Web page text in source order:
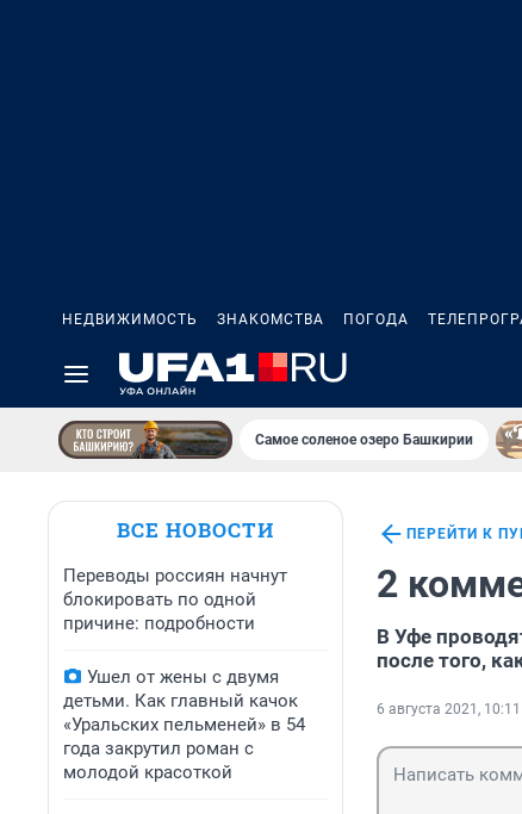
НЕДВИЖИМОСТЬ ЗНАКОМСТВА ПОГОДА
Самое соленое озеро Башкирии
ВСЕ НОВОСТИ
Переводы россиян начнут
блокировать по одной
причине: подробности
Ушел от жены с двумя
детьми. Как главный качок
«Уральских пельменей» в 54
года закрутил роман с
молодой красоткой
ПЕРЕЙТИ К
2
В Уфе
после того,
6 августа 2021, 10:11